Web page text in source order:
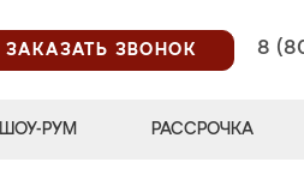
ЗАКАЗАТЬ ЗВОНОК
8
ШОУ-РУМ РАССРОЧКА